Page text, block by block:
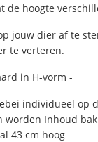
de hoogte
jouw dier af te
te verteren.
in H-vorm -
individueel op
Inhoud
43 cm hoog